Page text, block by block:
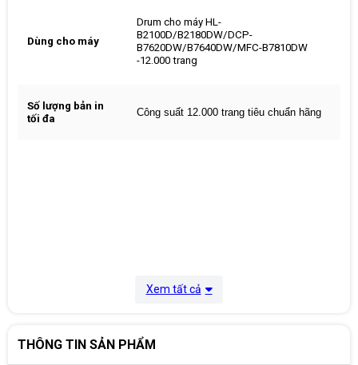
Dùng cho máy
Drum cho máy HL-
B2100D/B2180DW/DCP-
B7620DW/B7640DW/MFC-B7810DW
-12.000 trang
Số lượng bản in
tối đa
Công suất 12.000 trang tiêu chuẩn hãng
Xem tất cả
THÔNG TIN SẢN PHẨM